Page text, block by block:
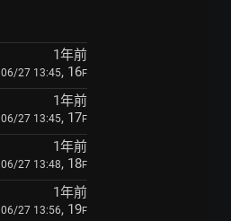
1年前
06/27 13:45, 16F
1年前
06/27 13:45, 17F
1年前
06/27 13:48, 18F
1年前
06/27 13:56, 19F